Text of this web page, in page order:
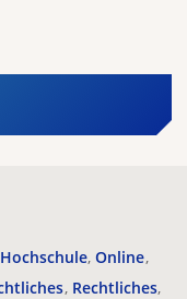
Hochschule Online
Rechtliches